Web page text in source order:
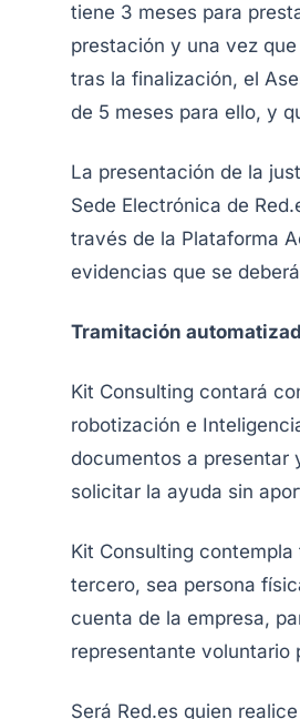
tiene 3 meses para
prestación y una vez
tras la finalización, el
de 5 meses para ello, y
La presentación de la
Sede Electrónica de
través de la Plataforma
evidencias que se
Tramitación
Kit Consulting contará
robotización e
documentos a presentar
solicitar la ayuda sin
Kit Consulting
tercero, sea persona
cuenta de la empresa,
representante voluntario
Será Red.es quien